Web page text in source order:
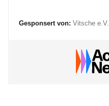
Gesponsert von: Vitsche e.V.